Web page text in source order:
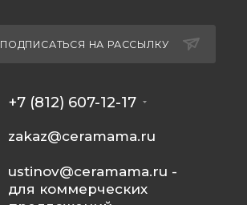
ПОДПИСАТЬСЯ НА РАССЫЛКУ
+7 (812) 607-12-17
zakaz@ceramama.ru
ustinov@ceramama.ru -
для коммерческих